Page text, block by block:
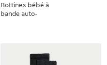
Bottines bébé à
bande auto-